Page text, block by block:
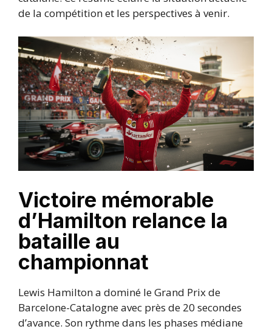
de la compétition et les perspectives à venir.
Victoire mémorable
d’Hamilton relance la
bataille au
championnat
Lewis Hamilton a dominé le Grand Prix de
Barcelone-Catalogne avec près de 20 secondes
d’avance. Son rythme dans les phases médiane